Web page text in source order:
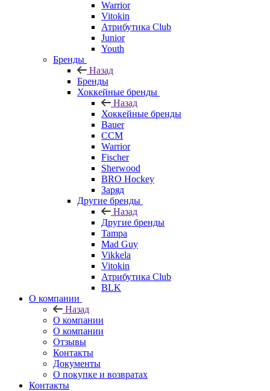
Warrior
Vitokin
Атрибутика Club
Junior
Youth
Бренды
Назад
Бренды
Хоккейные бренды
Назад
Хоккейные бренды
Bauer
CCM
Warrior
Fischer
Sherwood
BRO Hockey
Заряд
Другие бренды
Назад
Другие бренды
Tampa
Mad Guy
Vikkela
Vitokin
Атрибутика Club
BLK
О компании
Назад
О компании
О компании
Отзывы
Контакты
Документы
О покупке и возвратах
Контакты